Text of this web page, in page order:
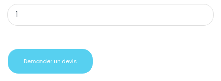
Cadeau anniversaire femme kit de voyage détente quantity
Demander un devis